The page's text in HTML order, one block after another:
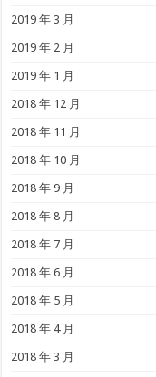
2019 年 3 月
2019 年 2 月
2019 年 1 月
2018 年 12 月
2018 年 11 月
2018 年 10 月
2018 年 9 月
2018 年 8 月
2018 年 7 月
2018 年 6 月
2018 年 5 月
2018 年 4 月
2018 年 3 月